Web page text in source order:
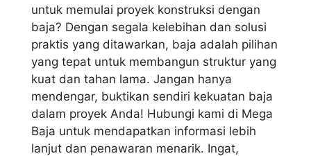
untuk memulai proyek konstruksi dengan
baja? Dengan segala kelebihan dan solusi
praktis yang ditawarkan, baja adalah pilihan
yang tepat untuk membangun struktur yang
kuat dan tahan lama. Jangan hanya
mendengar, buktikan sendiri kekuatan baja
dalam proyek Anda! Hubungi kami di Mega
Baja untuk mendapatkan informasi lebih
lanjut dan penawaran menarik. Ingat,